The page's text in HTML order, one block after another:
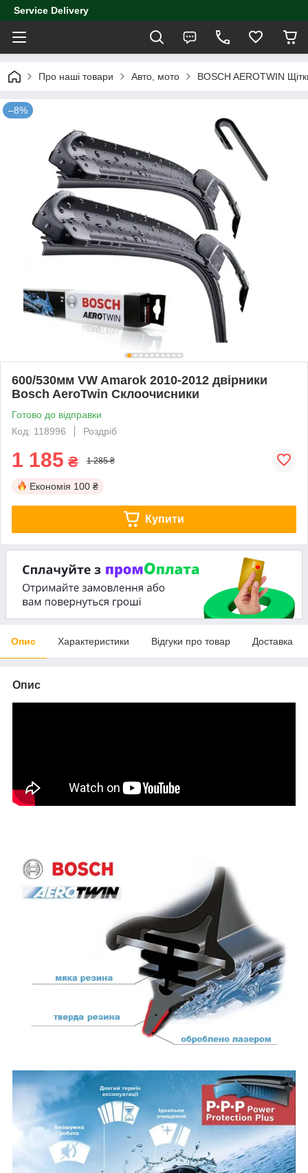
Service Delivery
Про наші товари Авто, мото BOSCH AEROTWIN
–8%
600/530мм VW Amarok 2010-2012 двірники
Bosch AeroTwin Склоочисники
Готово до відправки
Код: 118996
Роздріб
1 185 ₴ 1 285 ₴
Економія 100 ₴
Купити
Опис Характеристики Відгуки про товар Доставка
Опис